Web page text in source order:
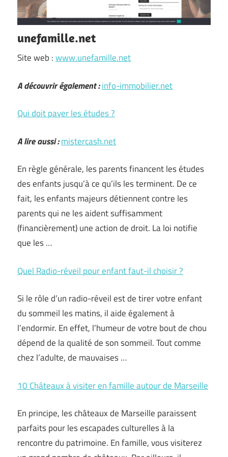
unefamille.net
Site web :www.unefamille.net
A découvrir également :info-immobilier.net
Qui doit payer les études ?
A lire aussi :mistercash.net
En règle générale, les parents financent les études
des enfants jusqu’à ce qu’ils les terminent. De ce
fait, les enfants majeurs détiennent contre les
parents qui ne les aident suffisamment
(financièrement) une action de droit. La loi notifie
que les …
Quel Radio-réveil pour enfant faut-il choisir ?
Si le rôle d’un radio-réveil est de tirer votre enfant
du sommeil les matins, il aide également à
l’endormir. En effet, l’humeur de votre bout de chou
dépend de la qualité de son sommeil. Tout comme
chez l’adulte, de mauvaises …
10 Châteaux à visiter en famille autour de Marseille
En principe, les châteaux de Marseille paraissent
parfaits pour les escapades culturelles à la
rencontre du patrimoine. En famille, vous visiterez